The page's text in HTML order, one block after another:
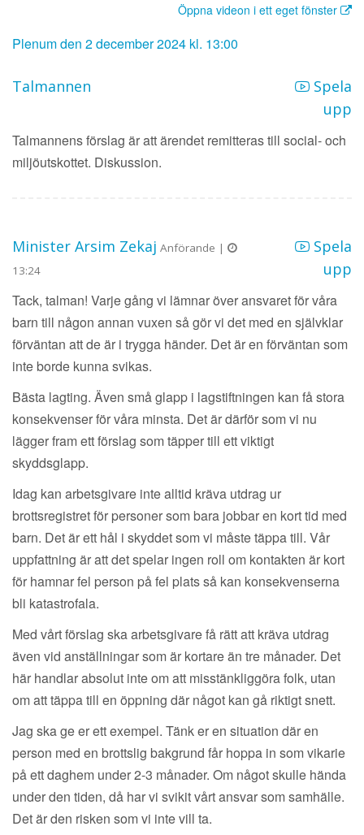
Öppna videon i ett eget fönster
Plenum den 2 december 2024 kl. 13:00
Talmannen
Spela
upp
Talmannens förslag är att ärendet remitteras till social- och
miljöutskottet. Diskussion.
Minister Arsim Zekaj Anförande |
13:24
Spela
upp
Tack, talman! Varje gång vi lämnar över ansvaret för våra
barn till någon annan vuxen så gör vi det med en självklar
förväntan att de är i trygga händer. Det är en förväntan som
inte borde kunna svikas.
Bästa lagting. Även små glapp i lagstiftningen kan få stora
konsekvenser för våra minsta. Det är därför som vi nu
lägger fram ett förslag som täpper till ett viktigt
skyddsglapp.
Idag kan arbetsgivare inte alltid kräva utdrag ur
brottsregistret för personer som bara jobbar en kort tid med
barn. Det är ett hål i skyddet som vi måste täppa till. Vår
uppfattning är att det spelar ingen roll om kontakten är kort
för hamnar fel person på fel plats så kan konsekvenserna
bli katastrofala.
Med vårt förslag ska arbetsgivare få rätt att kräva utdrag
även vid anställningar som är kortare än tre månader. Det
här handlar absolut inte om att misstänkliggöra folk, utan
om att täppa till en öppning där något kan gå riktigt snett.
Jag ska ge er ett exempel. Tänk er en situation där en
person med en brottslig bakgrund får hoppa in som vikarie
på ett daghem under 2-3 månader. Om något skulle hända
under den tiden, då har vi svikit vårt ansvar som samhälle.
Det är den risken som vi inte vill ta.